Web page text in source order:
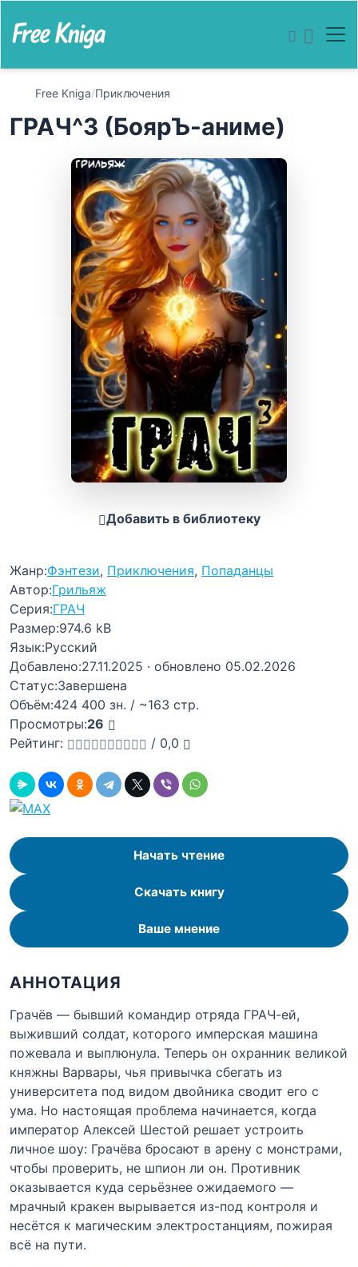
Free Kniga/Приключения
ГРАЧ^3 (БоярЪ-аниме)
Добавить в библиотеку
Жанр:Фэнтези, Приключения, Попаданцы
Автор:Грильяж
Серия:ГРАЧ
Размер:974.6 kB
Язык:Русский
Добавлено:27.11.2025 · обновлено 05.02.2026
Статус:Завершена
Объём:424 400 зн. / ~163 стр.
Просмотры:26
Рейтинг:
/ 0,0
Начать чтение
Скачать книгу
Ваше мнение
АННОТАЦИЯ
Грачёв — бывший командир отряда ГРАЧ-ей,
выживший солдат, которого имперская машина
пожевала и выплюнула. Теперь он охранник великой
княжны Варвары, чья привычка сбегать из
университета под видом двойника сводит его с
ума. Но настоящая проблема начинается, когда
император Алексей Шестой решает устроить
личное шоу: Грачёва бросают в арену с монстрами,
чтобы проверить, не шпион ли он. Противник
оказывается куда серьёзнее ожидаемого —
мрачный кракен вырывается из-под контроля и
несётся к магическим электростанциям, пожирая
всё на пути.